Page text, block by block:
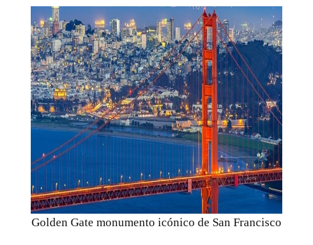
Golden Gate monumento icónico de San Francisco